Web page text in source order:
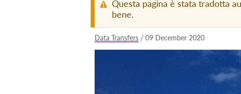
Questa pagina è stata tradotta
bene.
Data Transfers / 09 December 2020